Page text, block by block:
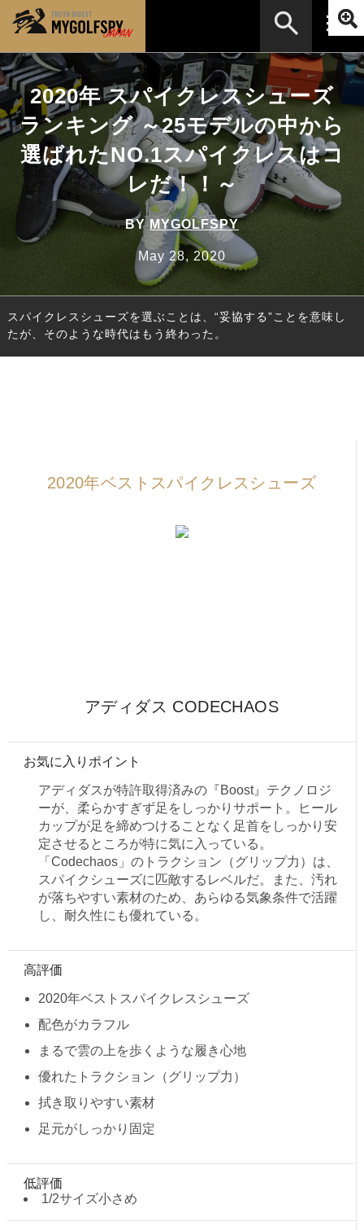
2020年 スパイクレスシューズ
ランキング ～25モデルの中から
選ばれたNO.1スパイクレスはコ
レだ！！～
BY MYGOLFSPY
May 28, 2020
スパイクレスシューズを選ぶことは、“妥協する”ことを意味し
たが、そのような時代はもう終わった。
2020年ベストスパイクレスシューズ
アディダス CODECHAOS
お気に入りポイント
アディダスが特許取得済みの『Boost』テクノロジ
ーが、柔らかすぎず足をしっかりサポート。ヒール
カップが足を締めつけることなく足首をしっかり安
定させるところが特に気に入っている。
「Codechaos」のトラクション（グリップ力）は、
スパイクシューズに匹敵するレベルだ。また、汚れ
が落ちやすい素材のため、あらゆる気象条件で活躍
し、耐久性にも優れている。
高評価
2020年ベストスパイクレスシューズ
配色がカラフル
まるで雲の上を歩くような履き心地
優れたトラクション（グリップ力）
拭き取りやすい素材
足元がしっかり固定
低評価
1/2サイズ小さめ
MOST WANTED テストランキング
NEW RELEASES 新製品情報
HOW TO ゴルフ上達・実践テクニック
LAB テスト・データ検証
Golf News ゴルフニュース
REVIEWS 製品レビュー
DRIVERS
FAIRWAY WOODS フェアウェイウッド
HYBRIDS ハイブリッド
編集部のおすすめ
※メーカー名やクラブ名など、検索したい事柄を入
力してください。
検索